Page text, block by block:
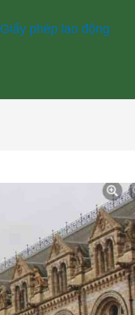
Giấy phép lao động